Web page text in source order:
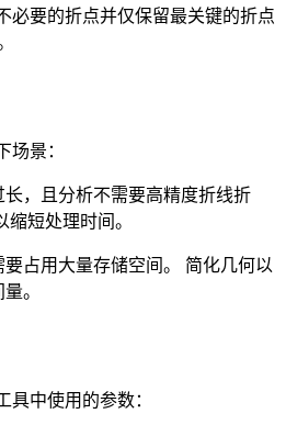
必要的折点并仅保留最关键的折点
场景：
，且分析不需要高精度折线折
缩短处理时间。
占用大量存储空间。 简化几何以
。
具中使用的参数：